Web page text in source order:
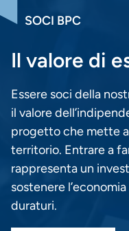
SOCI BPC
Il valore di
Essere soci della
il valore
progetto che mette
territorio. Entrare a
rappresenta un
sostenere
duraturi.